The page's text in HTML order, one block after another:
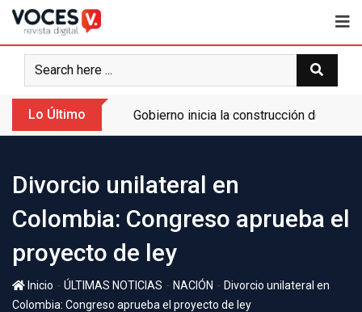
Lo Último Gobierno inicia la construcción de la
Divorcio unilateral en
Colombia: Congreso aprueba el
proyecto de ley
Inicio - ÚLTIMAS NOTICIAS - NACIÓN - Divorcio unilateral en
Colombia: Congreso aprueba el proyecto de ley